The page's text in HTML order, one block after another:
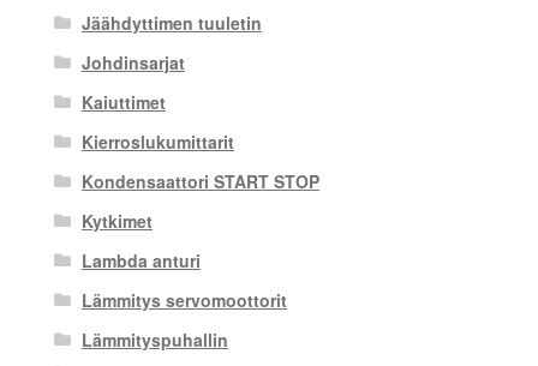
Jäähdyttimen tuuletin
Johdinsarjat
Kaiuttimet
Kierroslukumittarit
Kondensaattori START STOP
Kytkimet
Lambda anturi
Lämmitys servomoottorit
Lämmityspuhallin